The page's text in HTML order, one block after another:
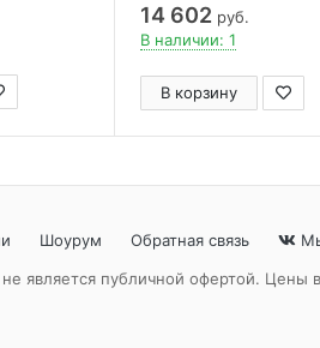
14 602 руб.
В наличии: 1
В корзину
Шоурум Обратная связь
является публичной офертой. Цены